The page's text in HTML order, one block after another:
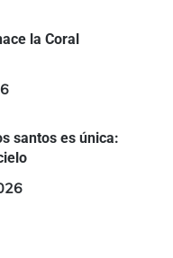
la Coral
santos es única: